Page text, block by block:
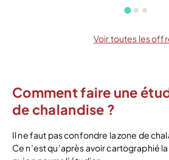
Voir toutes les
Comment faire une
de chalandise ?
Il ne faut pas confondre la zone de
Ce n’est qu’après avoir cartographié